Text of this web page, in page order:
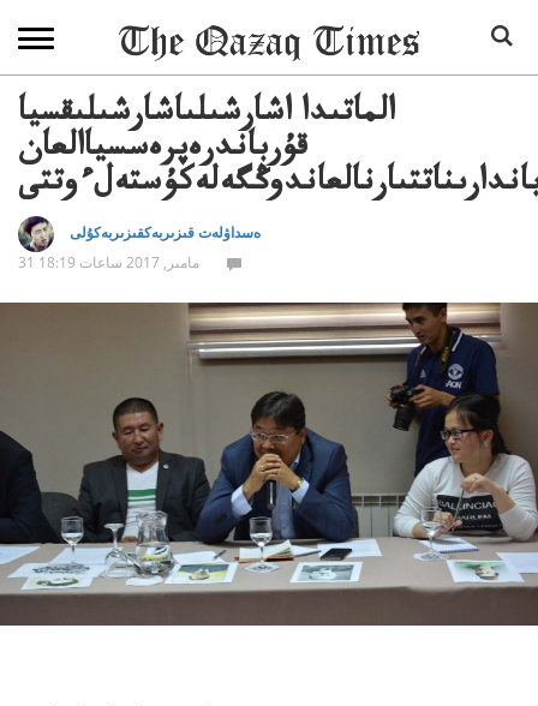
الماتىدا اشارشىلىاشارشىلىقسيا
قۇرباندرەپرەسسياالعان
ەسداۋلەت قىزىربەكقىزىربەكۇلى
31 مامىر, 2017 ساعات 18:19